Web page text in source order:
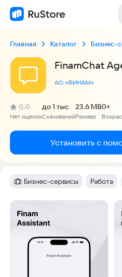
Главная Каталог Бизнес-
FinamChat
АО «ФИНАМ»
Рейтинг:
0,0
(
Нет оценок
)
Скачиваний
до 1 тыс
Размер
23.6 MB0+
Установить с
Категория :
Бизнес-сервисы Тег:
Работа
Скриншоты